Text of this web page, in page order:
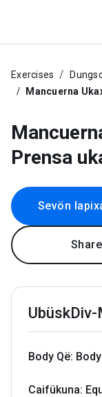
Exercises
Mancuerna
Prensa
Sevön
Body Që:
Caifükuna: